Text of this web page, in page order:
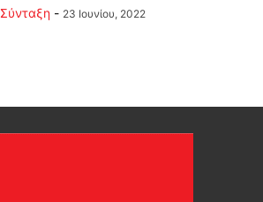
Σύνταξη - 23 Ιουνίου, 2022